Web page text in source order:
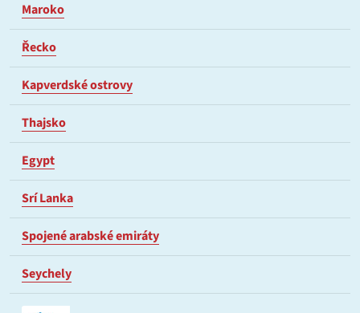
Maroko
Řecko
Kapverdské ostrovy
Thajsko
Egypt
Srí Lanka
Spojené arabské emiráty
Seychely